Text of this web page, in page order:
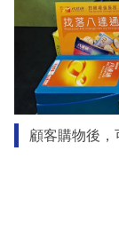
顧客購物後，